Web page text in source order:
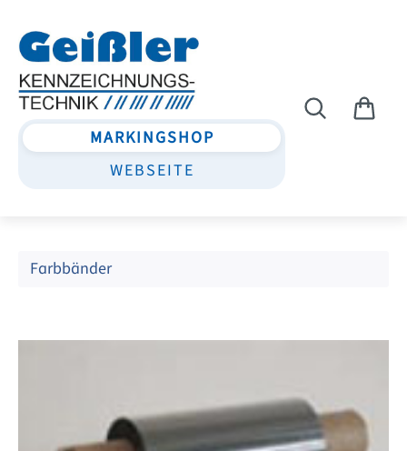
MARKINGSHOP
WEBSEITE
Farbbänder